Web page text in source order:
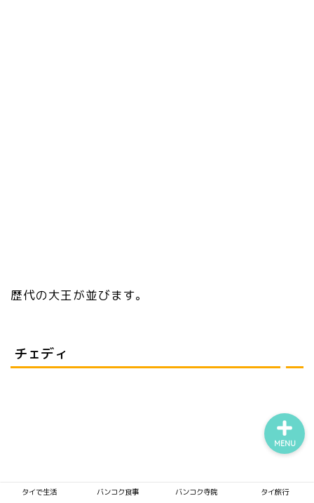
歴代の大王が並びます。
チェディ
タイで生活 バンコク食事 バンコク寺院 タイ旅行
MENU
タイ旅行